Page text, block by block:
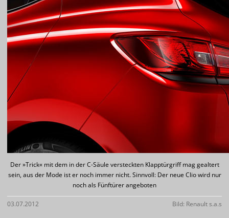
Der »Trick« mit dem in der C-Säule versteckten Klapptürgriff mag gealtert
sein, aus der Mode ist er noch immer nicht. Sinnvoll: Der neue Clio wird nur
noch als Fünftürer angeboten
03.07.2012 Bild: Renault s.a.s